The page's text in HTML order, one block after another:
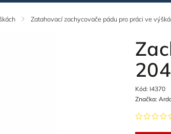
/ Zatahovací zachycovače pádu pro práci ve
Kód: I4370
Značka: